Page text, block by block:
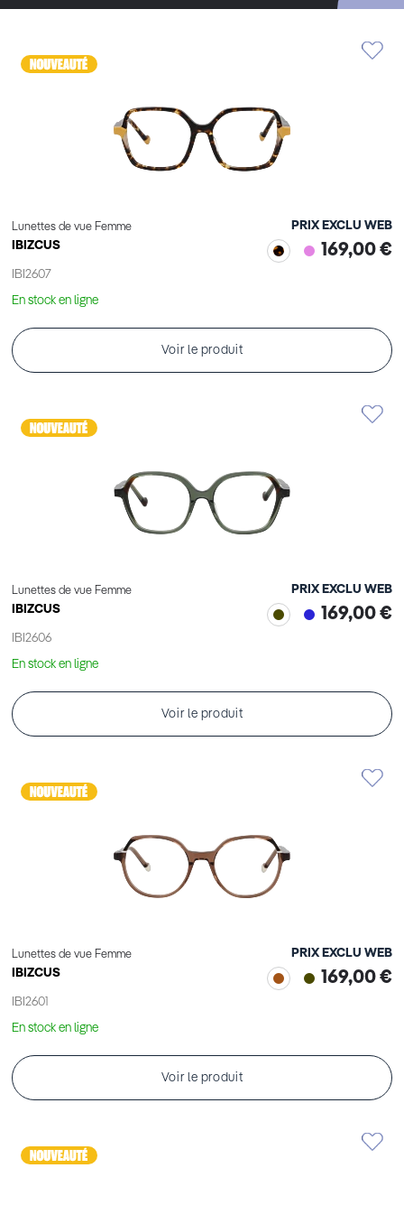
Lunettes de vue Femme
IBIZCUS
IBI2607
PRIX EXCLU WEB
169,00 €
En stock en ligne
Voir le produit
Lunettes de vue Femme
IBIZCUS
IBI2606
PRIX EXCLU WEB
169,00 €
En stock en ligne
Voir le produit
Lunettes de vue Femme
IBIZCUS
IBI2601
PRIX EXCLU WEB
169,00 €
En stock en ligne
Voir le produit